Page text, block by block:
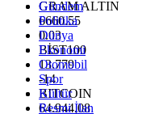
GRAM ALTIN
6660.55
0.03
BİST100
13.779
-14
BITCOIN
64.944,08
Gündem
Politika
Dünya
Ekonomi
Otomobil
Spor
Kültür
Resmi İlan